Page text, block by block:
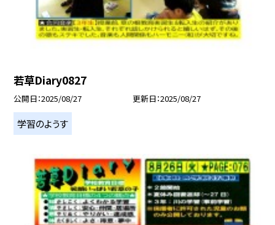
若草Diary0827
公開日 2025/08/27 更新日 2025/08/27
学習のようす